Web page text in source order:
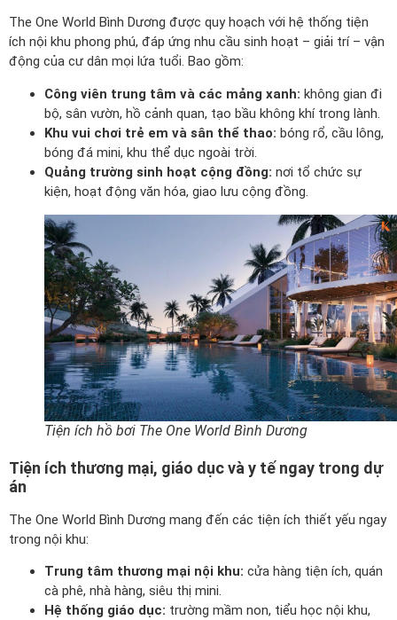
The One World Bình Dương được quy hoạch với hệ thống tiện
ích nội khu phong phú, đáp ứng nhu cầu sinh hoạt – giải trí – vận
động của cư dân mọi lứa tuổi. Bao gồm:
Công viên trung tâm và các mảng xanh: không gian đi
bộ, sân vườn, hồ cảnh quan, tạo bầu không khí trong lành.
Khu vui chơi trẻ em và sân thể thao: bóng rổ, cầu lông,
bóng đá mini, khu thể dục ngoài trời.
Quảng trường sinh hoạt cộng đồng: nơi tổ chức sự
kiện, hoạt động văn hóa, giao lưu cộng đồng.
Tiện ích hồ bơi The One World Bình Dương
Tiện ích thương mại, giáo dục và y tế ngay trong dự
án
The One World Bình Dương mang đến các tiện ích thiết yếu ngay
trong nội khu:
Trung tâm thương mại nội khu: cửa hàng tiện ích, quán
cà phê, nhà hàng, siêu thị mini.
Hệ thống giáo dục: trường mầm non, tiểu học nội khu,